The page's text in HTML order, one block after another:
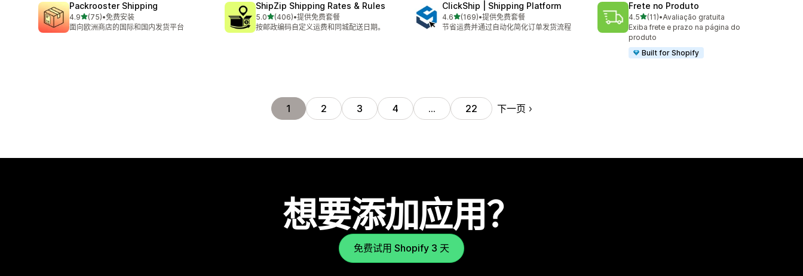
Packrooster Shipping
4.9星（满分 5 星）
(75)
总共 75 条评论
•免费安装
面向欧洲商店的国际和国内发货平台
ShipZip Shipping Rates & Rules
5.0星（满分 5 星）
(406)
总共 406 条评论
•提供免费套餐
按邮政编码自定义运费和同城配送日期。
ClickShip | Shipping Platform
4.6星（满分 5 星）
(169)
总共 169 条评论
•提供免费套餐
节省运费并通过自动化简化订单发货流程
Frete no Produto
4.5星（满分 5 星）
(11)
总共 11 条评论
•Avaliação gratuita
Exiba frete e prazo na página do
produto
Built for Shopify
1 2 3 4 … 22 下一页
想要添加应用？
免费试用 Shopify 3 天